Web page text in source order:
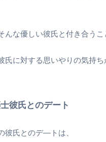
んな優しい彼氏と付き合う
氏に対する思いやりの気持
彼氏とのデート
彼氏とのデ―トは、